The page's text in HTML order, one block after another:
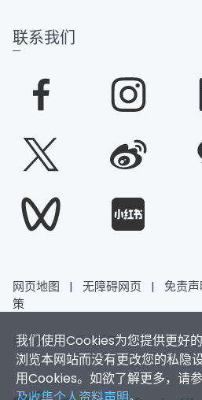
我们使用Cookies为您提供更好
浏览本网站而没有更改您的私隐
用Cookies。如欲了解更多，请
联系我们
网页地图 | 无障碍网页 | 免责
策
香港浸会大学 版权所有 © 2026